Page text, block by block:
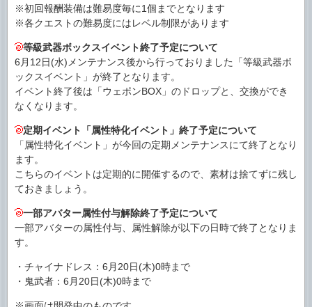
※初回報酬装備は難易度毎に1個までとなります
※各クエストの難易度にはレベル制限があります
等級武器ボックスイベント終了予定について
6月12日(水)メンテナンス後から行っておりました「等級武器ボ
ックスイベント」が終了となります。
イベント終了後は「ウェポンBOX」のドロップと、交換ができ
なくなります。
定期イベント「属性特化イベント」終了予定について
「属性特化イベント」が今回の定期メンテナンスにて終了となり
ます。
こちらのイベントは定期的に開催するので、素材は捨てずに残し
ておきましょう。
一部アバター属性付与解除終了予定について
一部アバターの属性付与、属性解除が以下の日時で終了となりま
す。
・チャイナドレス：6月20日(木)0時まで
・鬼武者：6月20日(木)0時まで